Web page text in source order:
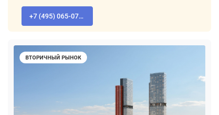
+7 (495) 065-07-55
ВТОРИЧНЫЙ РЫНОК